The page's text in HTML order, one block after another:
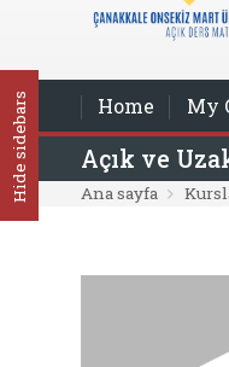
Home My
Açık ve
Ana sayfa
Hide sidebars